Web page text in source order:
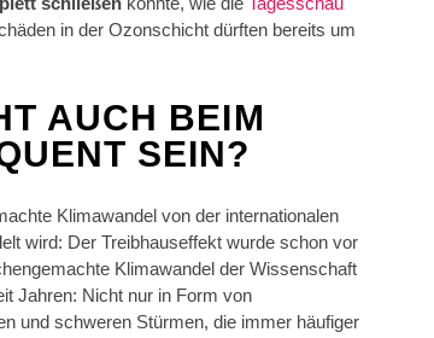
in der Ozonschicht dürften bereits um
AUCH BEIM
SEIN?
Klimawandel von der internationalen
wird: Der Treibhauseffekt wurde schon vor
Klimawandel der Wissenschaft
Jahren: Nicht nur in Form von
und schweren Stürmen, die immer häufiger